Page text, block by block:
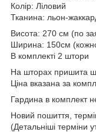
Колір: Ліловий
Тканина: льон-
Висота: 270 см (по
Ширина: 150см
В комплекті 2 штори
На шторах пришита
Ціна вказана за
Гардина в комплект
Новий пошиття,
(Детальніші терміни